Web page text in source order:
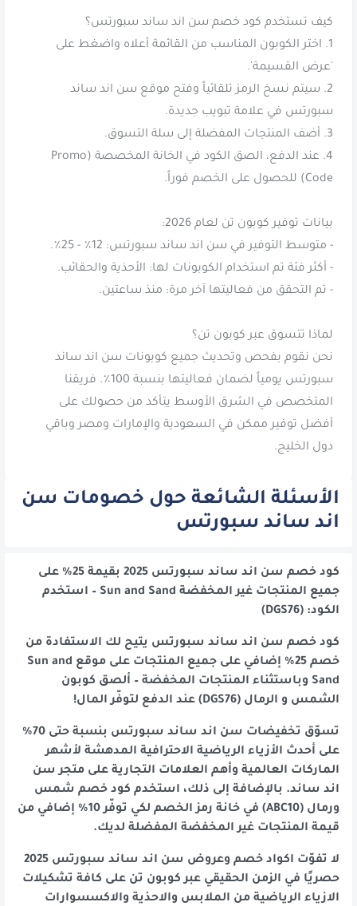
1. اختر الكوبون المناسب من القائمة أعلاه واضغط على
2. سيتم نسخ الرمز تلقائياً وفتح موقع سن اند ساند
4. عند الدفع، الصق الكود في الخانة المخصصة (Promo
نحن نقوم بفحص وتحديث جميع كوبونات سن اند ساند
سبورتس يومياً لضمان فعاليتها بنسبة 100٪. فريقنا
المتخصص في الشرق الأوسط يتأكد من حصولك على
أفضل توفير ممكن في السعودية والإمارات ومصر وباقي
دول الخليج.
الأسئلة الشائعة حول خصومات سن
اند ساند سبورتس
كود خصم سن اند ساند سبورتس 2025 بقيمة 25% على
جميع المنتجات غير المخفضة Sun and Sand – استخدم
الكود: (DGS76)
كود خصم سن اند ساند سبورتس يتيح لك الاستفادة من
خصم 25% إضافي على جميع المنتجات على موقع Sun and
Sand وباستثناء المنتجات المخفضة – ألصق كوبون
الشمس و الرمال (DGS76) عند الدفع لتوفّر المال!
تسوّق تخفيضات سن اند ساند سبورتس بنسبة حتى 70%
على أحدث الأزياء الرياضية الاحترافية المدهشة لأشهر
الماركات العالمية وأهم العلامات التجارية على متجر سن
اند ساند. بالإضافة إلى ذلك، استخدم كود خصم شمس
ورمال (ABC10) في خانة رمز الخصم لكي توفّر 10% إضافي من
قيمة المنتجات غير المخفضة المفضلة لديك.
لا تفوّت اكواد خصم وعروض سن اند ساند سبورتس 2025
حصريًا في الزمن الحقيقي عبر كوبون تن على كافة تشكيلات
الازياء الرياضية من الملابس والاحذية والاكسسوارات